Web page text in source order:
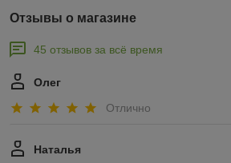
Отзывы о магазине
45 отзывов за всё время
Олег
Отлично
Наталья